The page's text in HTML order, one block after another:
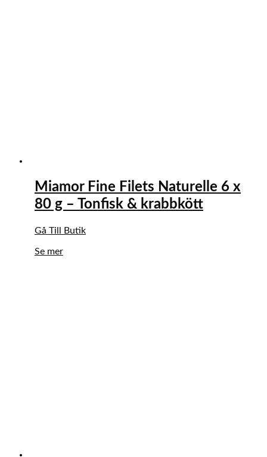
Miamor Fine Filets Naturelle 6 x
80 g – Tonfisk & krabbkött
Gå Till Butik
Se mer